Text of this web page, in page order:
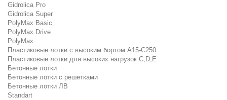
Gidrolica Pro
Gidrolica Super
PolyMax Basic
PolyMax Drive
PolyMax
Пластиковые лотки с высоким бортом А15-C250
Пластиковые лотки для высоких нагрузок C,D,E
Бетонные лотки
Бетонные лотки с решетками
Бетонные лотки ЛВ
Standart